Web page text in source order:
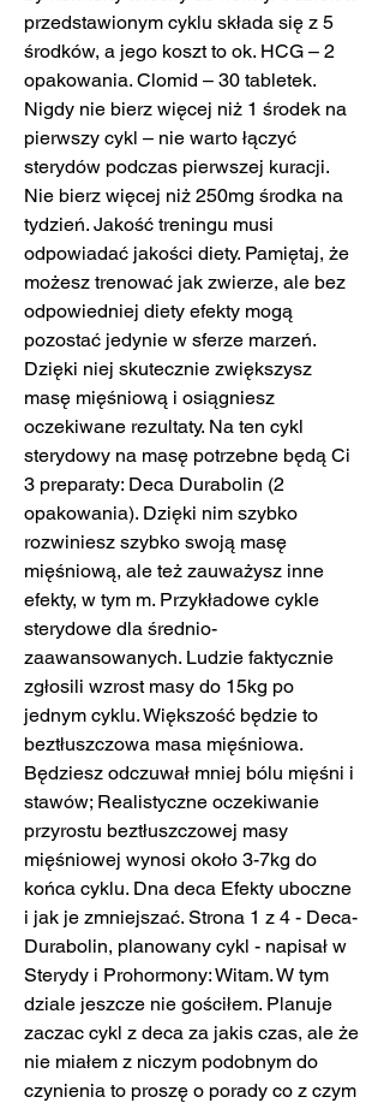
przedstawionym cyklu składa się z 5
środków, a jego koszt to ok. HCG – 2
opakowania. Clomid – 30 tabletek.
Nigdy nie bierz więcej niż 1 środek na
pierwszy cykl – nie warto łączyć
sterydów podczas pierwszej kuracji.
Nie bierz więcej niż 250mg środka na
tydzień. Jakość treningu musi
odpowiadać jakości diety. Pamiętaj, że
możesz trenować jak zwierze, ale bez
odpowiedniej diety efekty mogą
pozostać jedynie w sferze marzeń.
Dzięki niej skutecznie zwiększysz
masę mięśniową i osiągniesz
oczekiwane rezultaty. Na ten cykl
sterydowy na masę potrzebne będą Ci
3 preparaty: Deca Durabolin (2
opakowania). Dzięki nim szybko
rozwiniesz szybko swoją masę
mięśniową, ale też zauważysz inne
efekty, w tym m. Przykładowe cykle
sterydowe dla średnio-
zaawansowanych. Ludzie faktycznie
zgłosili wzrost masy do 15kg po
jednym cyklu. Większość będzie to
beztłuszczowa masa mięśniowa.
Będziesz odczuwał mniej bólu mięśni i
stawów; Realistyczne oczekiwanie
przyrostu beztłuszczowej masy
mięśniowej wynosi około 3-7kg do
końca cyklu. Dna deca Efekty uboczne
i jak je zmniejszać. Strona 1 z 4 - Deca-
Durabolin, planowany cykl - napisał w
Sterydy i Prohormony: Witam. W tym
dziale jeszcze nie gościłem. Planuje
zaczac cykl z deca za jakis czas, ale że
nie miałem z niczym podobnym do
czynienia to proszę o porady co z czym